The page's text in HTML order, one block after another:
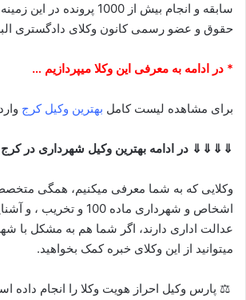
سابقه و انجام بیش از 1000
حقوق و عضو رسمی کانون وکلای دادگستری
* در ادامه به معرفی این وکلا میپردازیم …
برای مشاهده لیست کامل بهترین وکیل کرج
⇓⇓⇓⇓ در ادامه بهترین وکیل شهرداری در
وکلایی که به شما معرفی میکنیم، همگی
اشخاص و شهرداری ماده 100 و
عدالت اداری دارند، اگر شما هم به مشکل با
میتوانید از این وکلای خبره کمک بخواهید.
⚖️ پارس وکیل احراز هویت وکلا را انجام داده